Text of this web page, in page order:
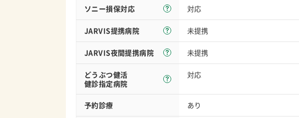
ソニー損保対応 対応
JARVIS提携病院 未提携
JARVIS夜間提携病院 未提携
どうぶつ健活
健診指定病院
対応
予約診療 あり